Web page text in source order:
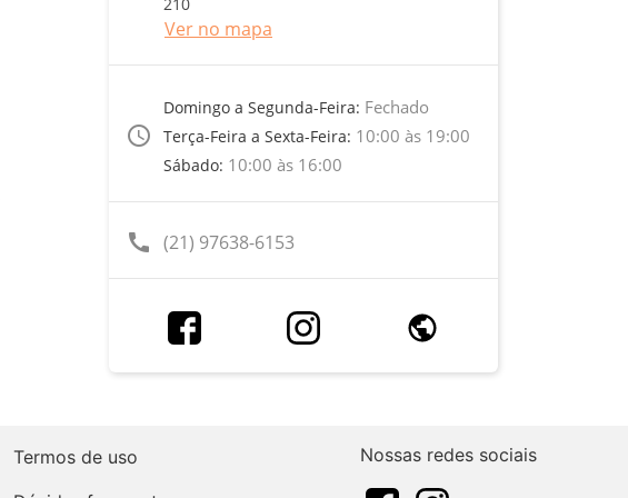
Ver no mapa
access_time
Domingo a Segunda-Feira: Fechado
Terça-Feira a Sexta-Feira: 10:00 às 19:00
Sábado: 10:00 às 16:00
call (21) 97638-6153
Termos de uso
Nossas redes sociais